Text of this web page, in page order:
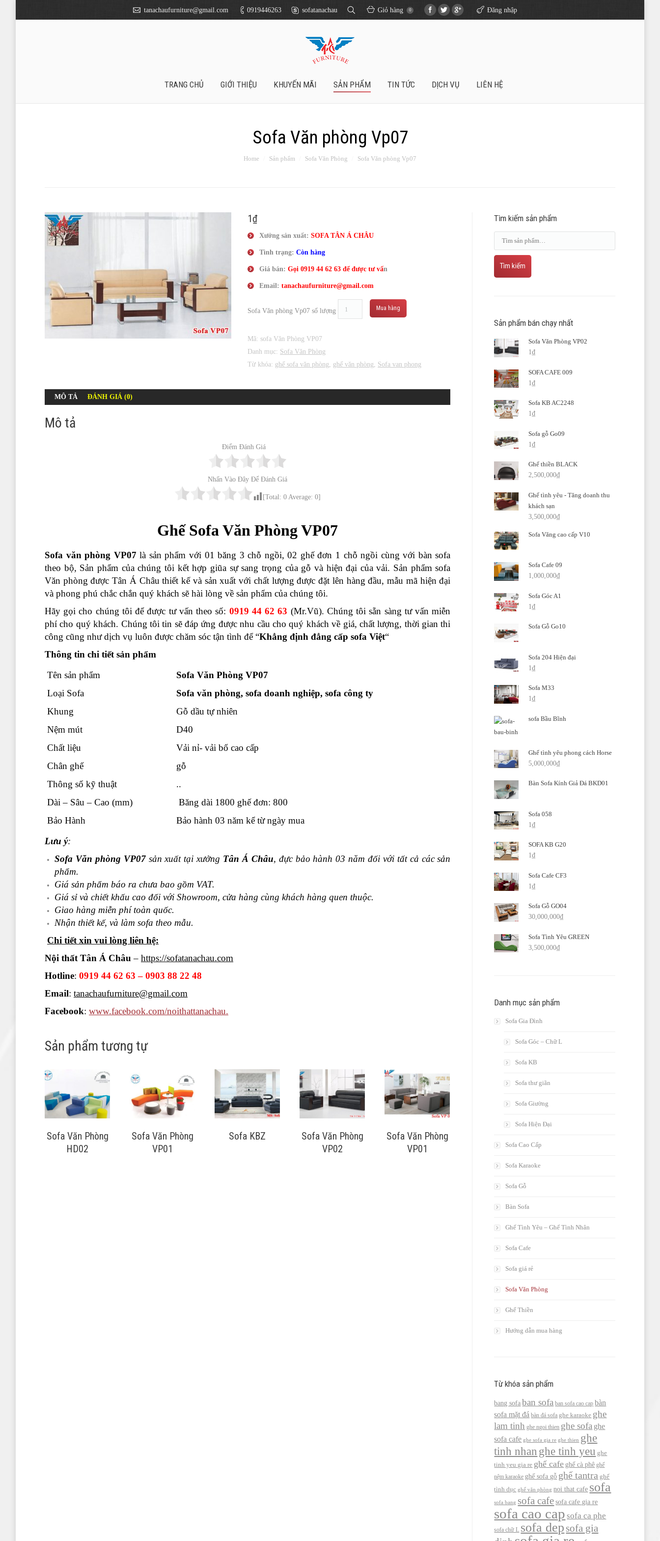
tanachaufurniture@gmail.com 0919446263 sofatanachau Giỏ hàng 0 Đăng nhập
TRANG CHỦ GIỚI THIỆU KHUYẾN MÃI SẢN PHẨM TIN TỨC DỊCH VỤ LIÊN HỆ
Sofa Văn phòng Vp07
Home Sản phẩm Sofa Văn Phòng Sofa Văn phòng Vp07
1₫
Xưởng sản xuất: SOFA TÂN Á CHÂU
Tình trạng: Còn hàng
Giá bán: Gọi 0919 44 62 63 để được tư vấn
Email: tanachaufurniture@gmail.com
Sofa Văn phòng Vp07 số lượng Mua hàng
Mã: sofa Văn Phòng VP07
Danh mục: Sofa Văn Phòng
Từ khóa: ghế sofa văn phòng, ghế văn phòng, Sofa van phong
MÔ TẢ ĐÁNH GIÁ (0)
Mô tả
Điểm Đánh Giá
Nhấn Vào Đây Để Đánh Giá
[Total:0 Average:0]
Ghế Sofa Văn Phòng VP07
Sofa văn phòng VP07là sản phẩm với 01 băng 3 chỗ ngồi, 02 ghế đơn 1 chỗ ngồi cùng với bàn sofa
theo bộ, Sản phẩm của chúng tôi kết hợp giũa sự sang trọng của gỗ và hiện đại của vải. Sản phẩm sofa
Văn phòng được Tân Á Châu thiết kế và sản xuất với chất lượng được đặt lên hàng đầu, mẫu mã hiện đại
và phong phú chắc chắn quý khách sẽ hài lòng về sản phẩm của chúng tôi.
Hãy gọi cho chúng tôi để được tư vấn theo số: 0919 44 62 63 (Mr.Vũ). Chúng tôi sẵn sàng tư vấn miễn
phí cho quý khách. Chúng tôi tin sẽ đáp ứng được nhu cầu cho quý khách về giá, chất lượng, thời gian thi
công cũng như dịch vụ luôn được chăm sóc tận tình để “Khẳng định đẳng cấp sofa Việt“
Thông tin chi tiết sản phẩm
Tên sản phẩm
Sofa Văn Phòng VP07
Loại Sofa
Sofa văn phòng, sofa doanh nghiệp, sofa công ty
Khung
Gỗ dầu tự nhiên
Nệm mút
D40
Chất liệu
Vải nỉ- vải bố cao cấp
Chân ghế
gỗ
Thông số kỹ thuật
..
Dài – Sâu – Cao (mm)
Băng dài 1800 ghế đơn: 800
Bảo Hành
Bảo hành 03 năm kể từ ngày mua
Lưu ý:
Sofa Văn phòng VP07 sản xuất tại xưởng Tân Á Châu, đực bảo hành 03 năm đối với tất cả các sản
phẩm.
Giá sản phẩm báo ra chưa bao gồm VAT.
Giá sỉ và chiết khấu cao đối với Showroom, cửa hàng cùng khách hàng quen thuộc.
Giao hàng miễn phí toàn quốc.
Nhận thiết kế, và làm sofa theo mẫu.
Chi tiết xin vui lòng liên hệ:
Nội thất Tân Á Châu – https://sofatanachau.com
Hotline: 0919 44 62 63 – 0903 88 22 48
Email: tanachaufurniture@gmail.com
Facebook: www.facebook.com/noithattanachau.
Sản phẩm tương tự
Sofa Văn Phòng
HD02
Sofa Văn Phòng
VP01
Sofa KBZ
Sofa Văn Phòng
VP02
Sofa Văn Phòng
VP01
Tìm kiếm sản phẩm
Tìm kiếm
Sản phẩm bán chạy nhất
Sofa Văn Phòng VP02
1₫
SOFA CAFE 009
1₫
Sofa KB AC2248
1₫
Sofa gỗ Go09
1₫
Ghế thiền BLACK
2,500,000₫
Ghế tình yêu - Tăng doanh thu
khách sạn
3,500,000₫
Sofa Văng cao cấp V10
Sofa Cafe 09
1,000,000₫
Sofa Góc A1
1₫
Sofa Gỗ Go10
Sofa 204 Hiện đại
1₫
Sofa M33
1₫
sofa Bầu Bĩnh
Ghế tình yêu phong cách Horse
5,000,000₫
Bàn Sofa Kính Giả Đá BKD01
Sofa 058
1₫
SOFA KB G20
1₫
Sofa Cafe CF3
1₫
Sofa Gỗ GO04
30,000,000₫
Sofa Tình Yêu GREEN
3,500,000₫
Danh mục sản phẩm
Sofa Gia Đình
Sofa Góc – Chữ L
Sofa KB
Sofa thư giãn
Sofa Giường
Sofa Hiện Đại
Sofa Cao Cấp
Sofa Karaoke
Sofa Gỗ
Bàn Sofa
Ghế Tình Yêu – Ghế Tình Nhân
Sofa Cafe
Sofa giá rẻ
Sofa Văn Phòng
Ghế Thiền
Hướng dẫn mua hàng
Từ khóa sản phẩm
bang sofa ban sofa ban sofa cao cap bàn
sofa mặt đá bàn đá sofa ghe karaoke ghe
lam tinh ghe ngoi thien ghe sofa ghe
sofa cafe ghe sofa gia re ghe thien ghe
tinh nhan ghe tinh yeu ghe
tinh yeu gia re ghế cafe ghế cà phê ghế
nệm karaoke ghế sofa gỗ ghế tantra ghế
tình dục ghế văn phòng noi that cafe sofa
sofa bang sofa cafe sofa cafe gia re
sofa cao cap sofa ca phe
sofa chữ L sofa dep sofa gia